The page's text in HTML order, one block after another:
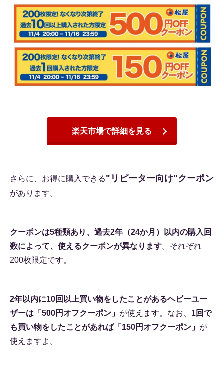
楽天市場で詳細を見る
さらに、お得に購入できる"リピーター向け"クーポン
があります。
クーポンは5種類あり、過去2年（24か月）以内の購入回
数によって、使えるクーポンが異なります。それぞれ
200枚限定です。
2年以内に10回以上買い物をしたことがあるヘビーユー
ザーは「500円オフクーポン」 が使えます。なお、 1回で
も買い物をしたことがあれば「150円オフクーポン」 が
使えますよ。